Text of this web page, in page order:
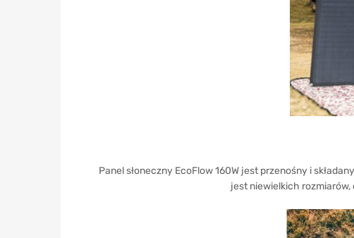
Panel słoneczny EcoFlow 160W jest przenośny i
jest niewielkich rozmiarów,